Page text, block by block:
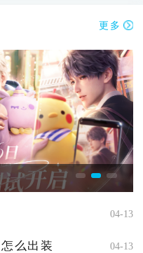
更多
04-13
么出装 04-13